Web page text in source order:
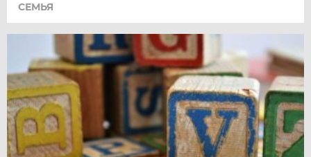
СЕМЬЯ